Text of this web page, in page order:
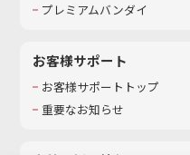
プレミアムバンダイ
お客様サポート
お客様サポートトップ
重要なお知らせ